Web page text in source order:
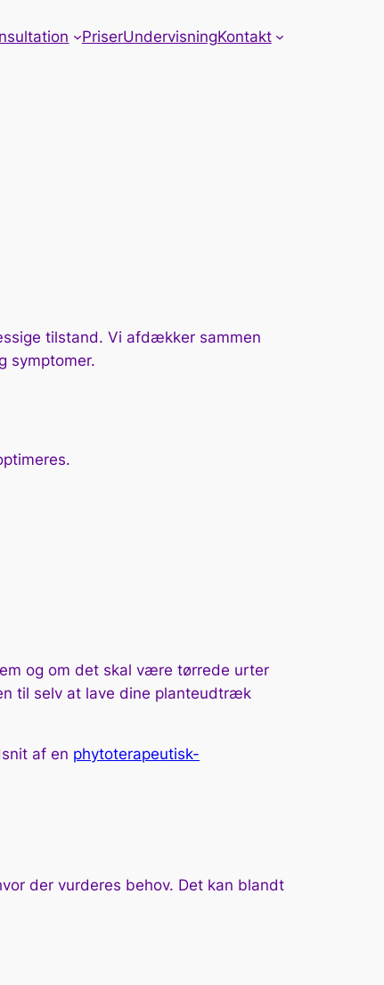
PriserUndervisningKontakt
tilstand. Vi afdækker sammen
symptomer.
og om det skal være tørrede urter
til selv at lave dine planteudtræk
af en phytoterapeutisk-
der vurderes behov. Det kan blandt